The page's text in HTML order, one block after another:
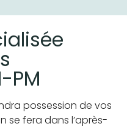
PM
possession de vos
se fera dans l’après-